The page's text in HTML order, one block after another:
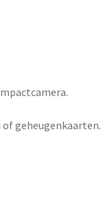
of geheugenkaarten.